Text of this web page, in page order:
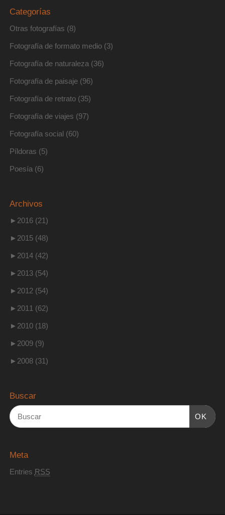
Categorías
Otras fotografías (8)
Fotografía de formato medio(3)
Fotografía de naturaleza (36)
Fotografía de paisaje(96)
Fotografía de retrato(35)
Fotografía de viajes (97)
Fotografía social (60)
Píldoras (5)
Poesía (6)
Archivos
► 2016 (21)
► 2015 (48)
► 2014 (42)
► 2013 (54)
► 2012 (54)
► 2011 (62)
► 2010 (18)
► 2009 (9)
► 2008 (31)
Buscar
OK
Meta
Entries RSS